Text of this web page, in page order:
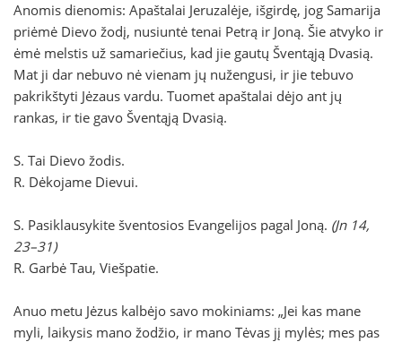
Anomis dienomis: Apaštalai Jeruzalėje, išgirdę, jog Samarija
priėmė Dievo žodį, nusiuntė tenai Petrą ir Joną. Šie atvyko ir
ėmė melstis už samariečius, kad jie gautų Šventąją Dvasią.
Mat ji dar nebuvo nė vienam jų nužengusi, ir jie tebuvo
pakrikštyti Jėzaus vardu. Tuomet apaštalai dėjo ant jų
rankas, ir tie gavo Šventąją Dvasią.
S. Tai Dievo žodis.
R. Dėkojame Dievui.
S. Pasiklausykite šventosios Evangelijos pagal Joną. (Jn 14,
23–31)
R. Garbė Tau, Viešpatie.
Anuo metu Jėzus kalbėjo savo mokiniams: „Jei kas mane
myli, laikysis mano žodžio, ir mano Tėvas jį mylės; mes pas